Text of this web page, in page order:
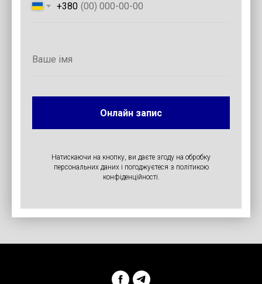
+380
Онлайн запис
Натискаючи на кнопку, ви даєте згоду на обробку
персональних даних і погоджуєтеся з політикою
конфіденційності.